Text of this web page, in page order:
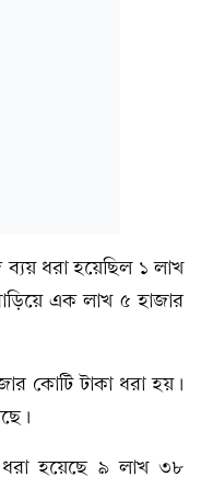
ধরা হয়েছিল ১ লাখ
এক লাখ ৫ হাজার
কোটি টাকা ধরা হয়।
ধরা হয়েছে ৯ লাখ ৩৮